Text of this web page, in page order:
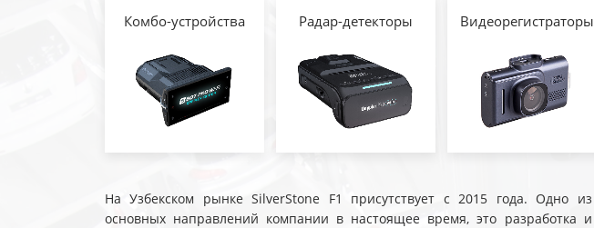
Комбо-устройства Радар-детекторы Видеорегистраторы
На Узбекском рынке SilverStone F1 присутствует с 2015 года. Одно из
основных направлений компании в настоящее время, это разработка и